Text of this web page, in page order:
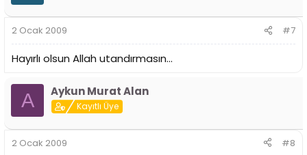
2 Ocak 2009 #7
Hayırlı olsun Allah utandırmasın...
A Aykun Murat Alan
Kayıtlı Üye
2 Ocak 2009 #8